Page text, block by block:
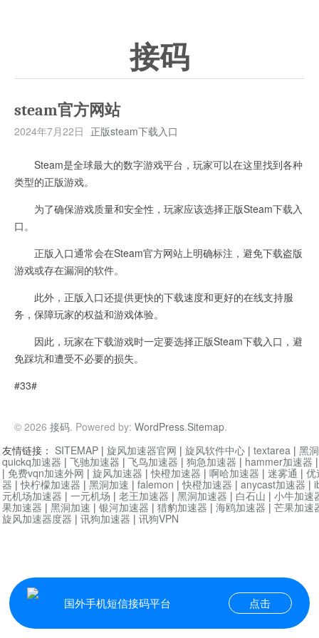
接码
steam官方网站
2024年7月22日 正版steam下载入口
Steam是全球最大的数字游戏平台，玩家可以在这里找到各种
类型的正版游戏。
为了确保游戏质量和安全性，玩家应该选择正版Steam下载入
口。
正版入口通常会在Steam官方网站上明确标注，避免下载盗版
游戏或存在漏洞的软件。
此外，正版入口还提供更快的下载速度和更好的在线支持服
务，保障玩家的权益和游戏体验。
因此，玩家在下载游戏时一定要选择正版Steam下载入口，避
免踩坑和遭受不必要的损失。
#33#
© 2026 接码. Powered by: WordPress.Sitemap.
国外手机短信接码平台 点击
友情链接： SITEMAP | 旋风加速器官网 | 旋风软件中心 | textarea | 黑
quickq加速器 | 飞驰加速器 | 飞鸟加速器 | 狗急加速器 | hammer加速器
| 免费vqn加速外网 | 旋风加速器 |快橙加速器 | 啊哈加速器 | 迷雾通 | 优
器 |快柠檬加速器 | 黑洞加速 | falemon |快橙加速器 | anycast加速器 |
元机场加速器 | 一元机场 | 老王加速器 | 黑洞加速器 | 白石山 | 小牛加速
果加速器 | 黑洞加速 | 银河加速器 | 猎豹加速器 | 海鸥加速器 | 芒果加速
旋风加速器度器 | 讯狗加速器 | 讯狗VPN